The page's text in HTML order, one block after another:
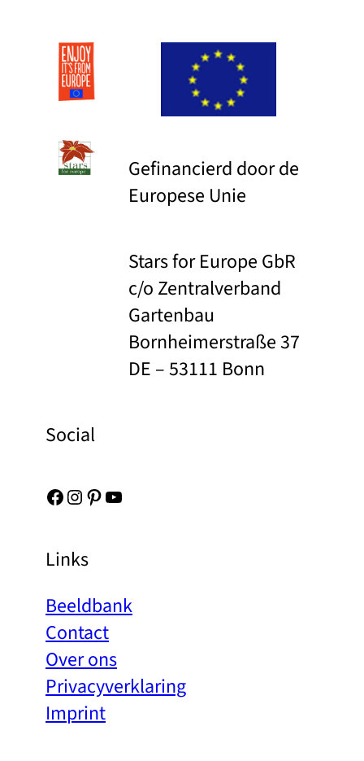
Gefinancierd door de
Europese Unie
Stars for Europe GbR
c/o Zentralverband
Gartenbau
Bornheimerstraße 37
DE – 53111 Bonn
Social
Facebook Instagram Pinterest YouTube
Links
Beeldbank
Contact
Over ons
Privacyverklaring
Imprint